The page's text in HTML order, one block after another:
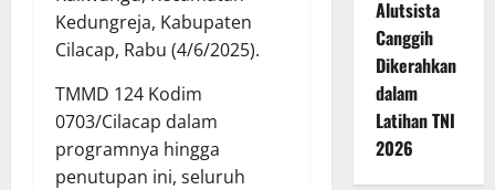
Kedungreja, Kabupaten
Cilacap, Rabu (4/6/2025).
TMMD 124 Kodim
0703/Cilacap dalam
programnya hingga
penutupan ini, seluruh
Alutsista
Canggih
Dikerahkan
dalam
Latihan TNI
2026